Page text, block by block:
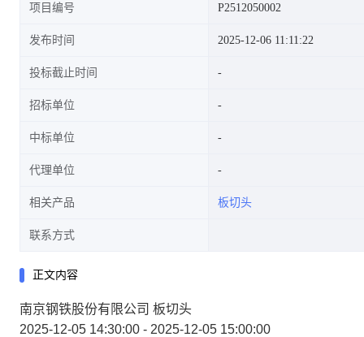
项目编号 P2512050002
发布时间 2025-12-06 11:11:22
投标截止时间
招标单位
中标单位
代理单位
相关产品 板切头
联系方式
正文内容
南京钢铁股份有限公司 板切头
2025-12-05 14:30:00 - 2025-12-05 15:00:00